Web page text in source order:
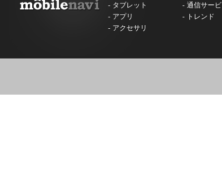
- タブレット - 通信サー
- アプリ -
トレンド
- アクセサリ